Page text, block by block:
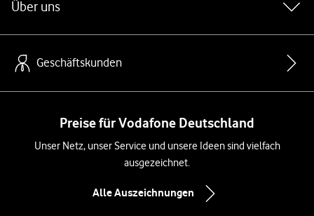
Über uns
Geschäftskunden
Preise für Vodafone Deutschland
Unser Netz, unser Service und unsere Ideen sind vielfach
ausgezeichnet.
Alle Auszeichnungen